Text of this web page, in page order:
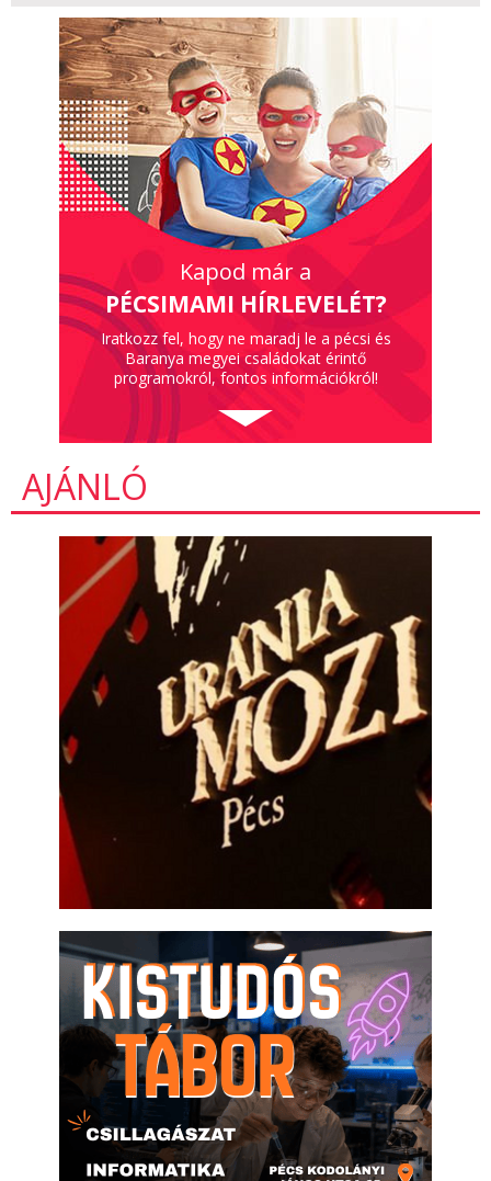
Kapod már a
PÉCSIMAMI HÍRLEVELÉT?
Iratkozz fel, hogy ne maradj le a pécsi és
Baranya megyei családokat érintő
programokról, fontos információkról!
AJÁNLÓ